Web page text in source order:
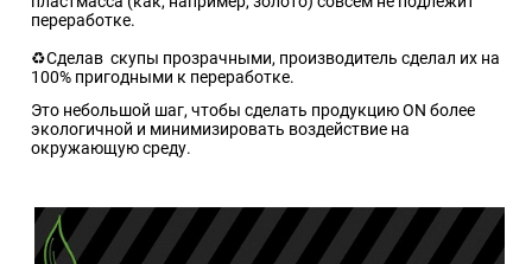
переработке.
♻️Сделав скупы прозрачными, производитель сделал их на
100% пригодными к переработке.
Это небольшой шаг, чтобы сделать продукцию ON более
экологичной и минимизировать воздействие на
окружающую среду.